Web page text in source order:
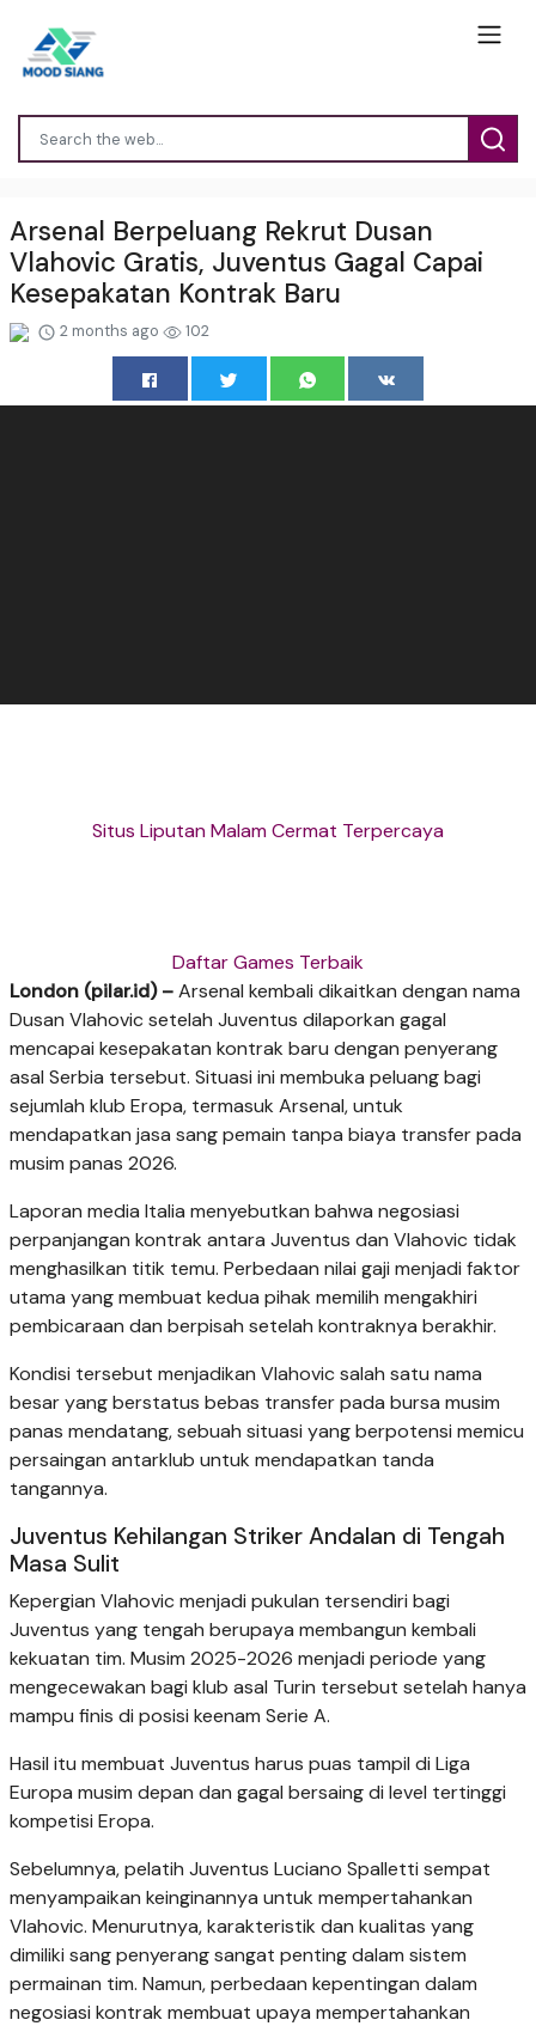
Arsenal Berpeluang Rekrut Dusan
Vlahovic Gratis, Juventus Gagal Capai
Kesepakatan Kontrak Baru
2 months ago 102
Situs Liputan Malam Cermat Terpercaya
Daftar Games Terbaik
London (pilar.id) –Arsenal kembali dikaitkan dengan nama
Dusan Vlahovic setelah Juventus dilaporkan gagal
mencapai kesepakatan kontrak baru dengan penyerang
asal Serbia tersebut. Situasi ini membuka peluang bagi
sejumlah klub Eropa, termasuk Arsenal, untuk
mendapatkan jasa sang pemain tanpa biaya transfer pada
musim panas 2026.
Laporan media Italia menyebutkan bahwa negosiasi
perpanjangan kontrak antara Juventus dan Vlahovic tidak
menghasilkan titik temu. Perbedaan nilai gaji menjadi faktor
utama yang membuat kedua pihak memilih mengakhiri
pembicaraan dan berpisah setelah kontraknya berakhir.
Kondisi tersebut menjadikan Vlahovic salah satu nama
besar yang berstatus bebas transfer pada bursa musim
panas mendatang, sebuah situasi yang berpotensi memicu
persaingan antarklub untuk mendapatkan tanda
tangannya.
Juventus Kehilangan Striker Andalan di Tengah
Masa Sulit
Kepergian Vlahovic menjadi pukulan tersendiri bagi
Juventus yang tengah berupaya membangun kembali
kekuatan tim. Musim 2025-2026 menjadi periode yang
mengecewakan bagi klub asal Turin tersebut setelah hanya
mampu finis di posisi keenam Serie A.
Hasil itu membuat Juventus harus puas tampil di Liga
Europa musim depan dan gagal bersaing di level tertinggi
kompetisi Eropa.
Sebelumnya, pelatih Juventus Luciano Spalletti sempat
menyampaikan keinginannya untuk mempertahankan
Vlahovic. Menurutnya, karakteristik dan kualitas yang
dimiliki sang penyerang sangat penting dalam sistem
permainan tim. Namun, perbedaan kepentingan dalam
negosiasi kontrak membuat upaya mempertahankan